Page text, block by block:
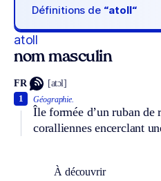
Définitions de “atoll“
atoll
nom masculin
FR [atɔl]
Géographie.
Île formée d’un ruban de
coralliennes encerclant
1
À découvrir